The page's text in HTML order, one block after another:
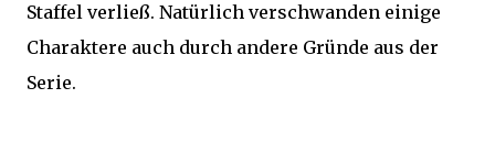
Staffel verließ. Natürlich verschwanden einige
Charaktere auch durch andere Gründe aus der
Serie.